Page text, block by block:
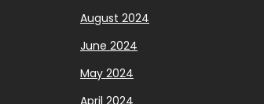
August 2024
June 2024
May 2024